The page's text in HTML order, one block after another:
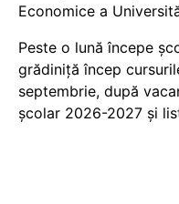
Economice a
Peste o lună începe
grădiniță încep
septembrie, după
școlar 2026-2027 și